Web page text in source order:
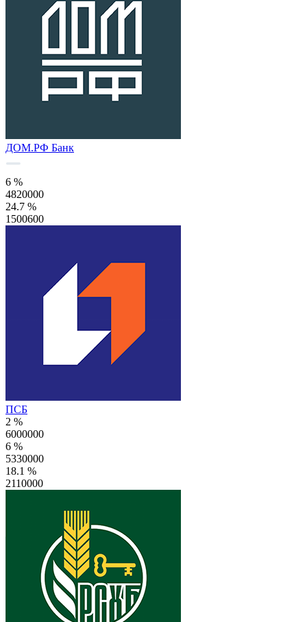
ДОМ.РФ Банк
6 %
4820000
24.7 %
1500600
ПСБ
2 %
6000000
6 %
5330000
18.1 %
2110000